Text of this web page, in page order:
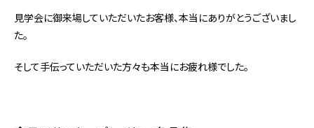
見学会に御来場していただいたお客様、本当にありがとうございまし
た。
そして手伝っていただいた方々も本当にお疲れ様でした。